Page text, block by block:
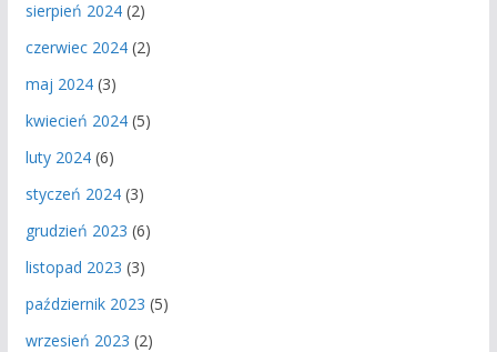
sierpień 2024(2)
czerwiec 2024(2)
maj 2024(3)
kwiecień 2024(5)
luty 2024(6)
styczeń 2024(3)
grudzień 2023 (6)
listopad 2023 (3)
październik 2023 (5)
wrzesień 2023 (2)